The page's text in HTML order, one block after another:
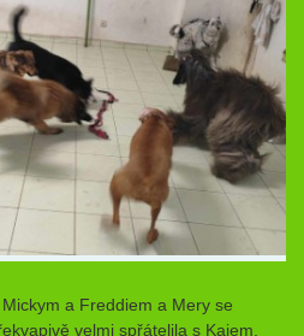
a Freddiem a Mery se
velmi spřátelila s Kaiem.